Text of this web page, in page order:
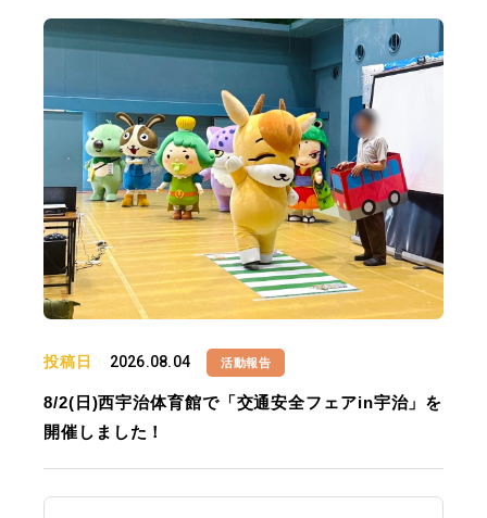
投稿日 2026.08.04 活動報告
8/2(日)西宇治体育館で「交通安全フェアin宇治」を
開催しました！